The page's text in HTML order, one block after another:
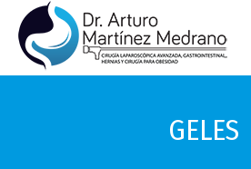
GELES